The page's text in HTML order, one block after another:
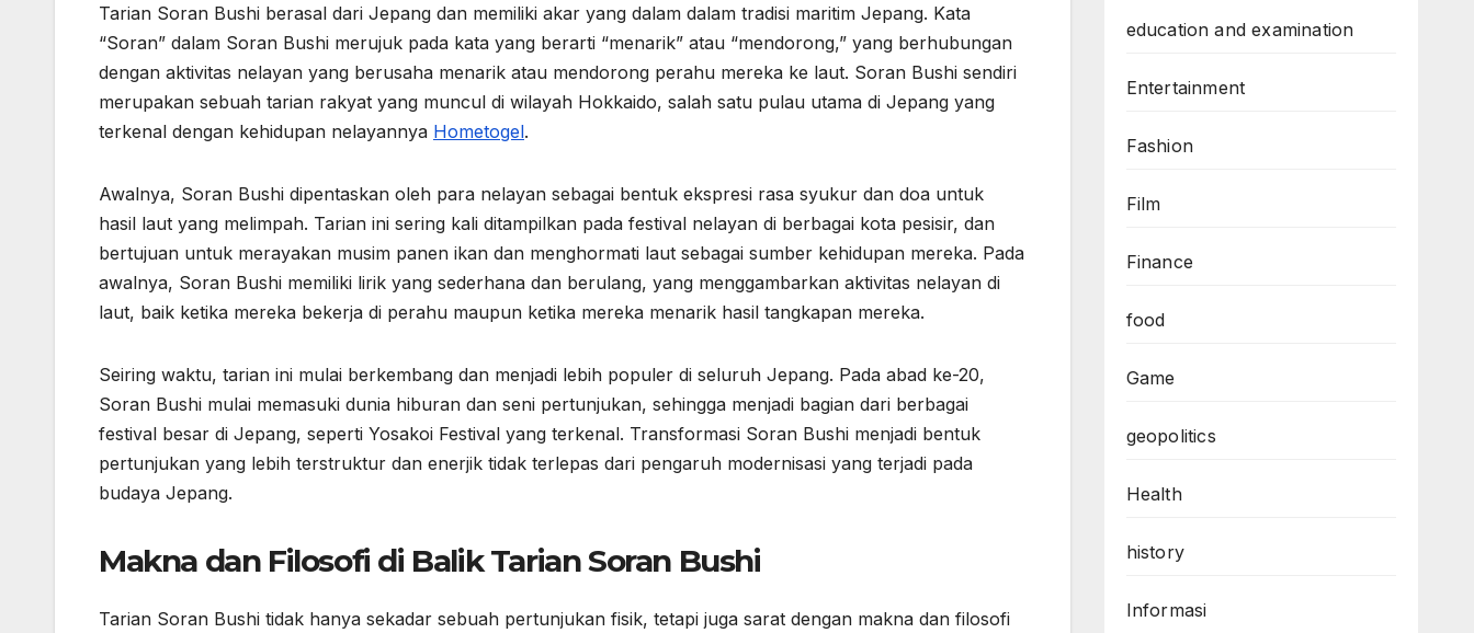
Tarian Soran Bushi berasal dari Jepang dan memiliki akar yang dalam dalam tradisi maritim Jepang. Kata
“Soran” dalam Soran Bushi merujuk pada kata yang berarti “menarik” atau “mendorong,” yang berhubungan
dengan aktivitas nelayan yang berusaha menarik atau mendorong perahu mereka ke laut. Soran Bushi sendiri
merupakan sebuah tarian rakyat yang muncul di wilayah Hokkaido, salah satu pulau utama di Jepang yang
terkenal dengan kehidupan nelayannya Hometogel.
Awalnya, Soran Bushi dipentaskan oleh para nelayan sebagai bentuk ekspresi rasa syukur dan doa untuk
hasil laut yang melimpah. Tarian ini sering kali ditampilkan pada festival nelayan di berbagai kota pesisir, dan
bertujuan untuk merayakan musim panen ikan dan menghormati laut sebagai sumber kehidupan mereka. Pada
awalnya, Soran Bushi memiliki lirik yang sederhana dan berulang, yang menggambarkan aktivitas nelayan di
laut, baik ketika mereka bekerja di perahu maupun ketika mereka menarik hasil tangkapan mereka.
Seiring waktu, tarian ini mulai berkembang dan menjadi lebih populer di seluruh Jepang. Pada abad ke-20,
Soran Bushi mulai memasuki dunia hiburan dan seni pertunjukan, sehingga menjadi bagian dari berbagai
festival besar di Jepang, seperti Yosakoi Festival yang terkenal. Transformasi Soran Bushi menjadi bentuk
pertunjukan yang lebih terstruktur dan enerjik tidak terlepas dari pengaruh modernisasi yang terjadi pada
budaya Jepang.
Makna dan Filosofi di Balik Tarian Soran Bushi
Tarian Soran Bushi tidak hanya sekadar sebuah pertunjukan fisik, tetapi juga sarat dengan makna dan filosofi
education and examination
Entertainment
Fashion
Film
Finance
food
Game
geopolitics
Health
history
Informasi